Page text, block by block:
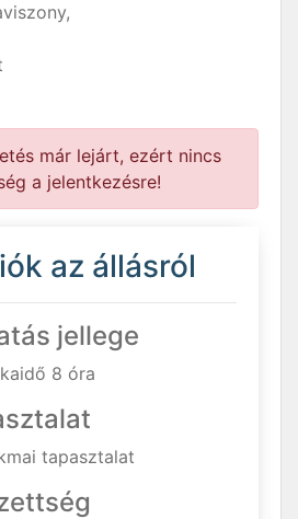
már lejárt, ezért nincs
a jelentkezésre!
az állásról
jellege
8 óra
tapasztalat